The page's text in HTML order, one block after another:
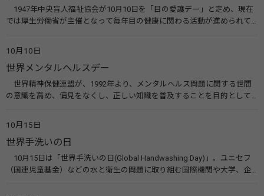
1947年中央盲人福祉協会が10月10日を「目の愛護デー」と定め、現在
では厚生労働省が主催となって毎年目の健康に関わる活動が進められて
会）
10月10日
世界メンタルヘルスデー
世界精神保健連盟が、1992年より、メンタルヘルス問題に関する世間
の意識を高め、偏見をなくし、正しい知識を普及することを目的として、
す。 関連リンク 世界メンタルヘルスデー（厚生労働省） 働く人のメンタ
ルヘルス・ポータルサイト「こころの耳」（厚生労働省）
10月15日
世界手洗いの日
10月15日は「世界手洗いの日(Global Handwashing Day)」。ユニセフ
（国連児童基金）などの水と衛生の問題に取り組む国際機関や大学、企